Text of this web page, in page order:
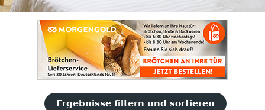
Ergebnisse filtern und sortieren